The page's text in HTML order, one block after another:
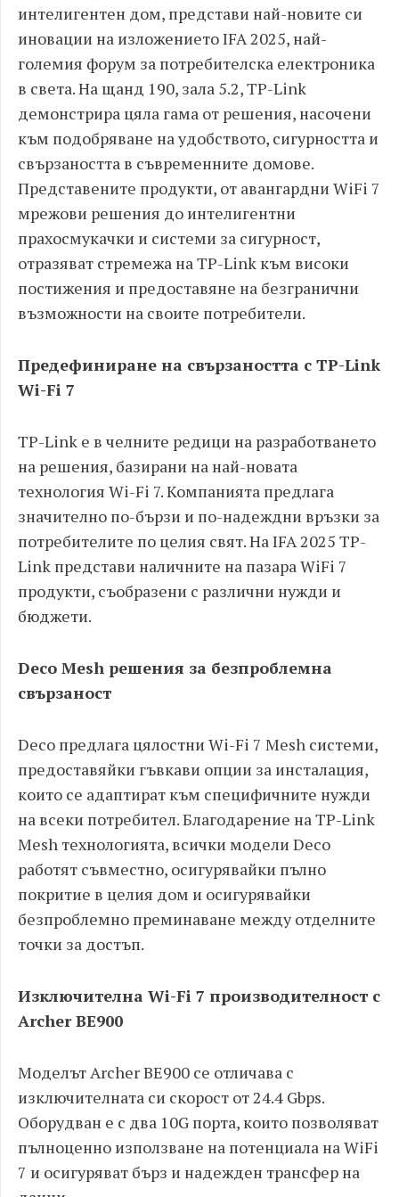
интелигентен дом, представи най-новите си
иновации на изложението IFA 2025, най-
големия форум за потребителска електроника
в света. На щанд 190, зала 5.2, TP-Link
демонстрира цяла гама от решения, насочени
към подобряване на удобството, сигурността и
свързаността в съвременните домове.
Представените продукти, от авангардни WiFi 7
мрежови решения до интелигентни
прахосмукачки и системи за сигурност,
отразяват стремежа на TP-Link към високи
постижения и предоставяне на безгранични
възможности на своите потребители.
Предефиниране на свързаността с TP-Link
Wi-Fi 7
TP-Link е в челните редици на разработването
на решения, базирани на най-новата
технология Wi-Fi 7. Компанията предлага
значително по-бързи и по-надеждни връзки за
потребителите по целия свят. На IFA 2025 TP-
Link представи наличните на пазара WiFi 7
продукти, съобразени с различни нужди и
бюджети.
Deco Mesh решения за безпроблемна
свързаност
Deco предлага цялостни Wi-Fi 7 Mesh системи,
предоставяйки гъвкави опции за инсталация,
които се адаптират към специфичните нужди
на всеки потребител. Благодарение на TP-Link
Mesh технологията, всички модели Deco
работят съвместно, осигурявайки пълно
покритие в целия дом и осигурявайки
безпроблемно преминаване между отделните
точки за достъп.
Изключителна Wi-Fi 7 производителност с
Archer BE900
Моделът Archer BE900 се отличава с
изключителната си скорост от 24.4 Gbps.
Оборудван е с два 10G порта, които позволяват
пълноценно използване на потенциала на WiFi
7 и осигуряват бърз и надежден трансфер на